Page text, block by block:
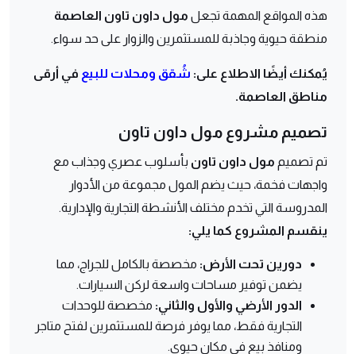
هذه المواقع المهمة تجعل مول داون تاون العاصمة
منطقة حيوية وجاذبة للمستثمرين والزوار على حد سواء.
يُمكنك أيضًا الاطلاع على: شُقق ومحلات للبيع في أرقى
مناطق العاصمة.
تصميم مشروع مول داون تاون
تم تصميم مول داون تاون بأسلوب عصري وجذاب مع
واجهات فخمة، حيث يضم المول مجموعة من الأدوار
المدروسة التي تخدم مختلف الأنشطة التجارية والإدارية.
ينقسم المشروع كما يلي:
دورين تحت الأرض: مخصصة بالكامل للجراج، مما
يضمن توفير مساحات واسعة لركن السيارات.
الدور الأرضي والأول والثاني: مخصصة للوحدات
التجارية فقط، مما يوفر فرصة للمستثمرين لفتح متاجر
ومنافذ بيع في مكان حيوي.